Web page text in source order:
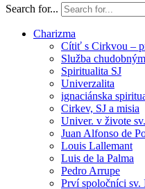
Search for...
Charizma
Cítiť s Cirkvou –
Služba chudobným
Spiritualita SJ
Univerzalita
ignaciánska
Cirkev, SJ a misia
Univer. v živote
Juan Alfonso de
Louis Lallemant
Luis de la Palma
Pedro Arrupe
Prví spoločníci sv.